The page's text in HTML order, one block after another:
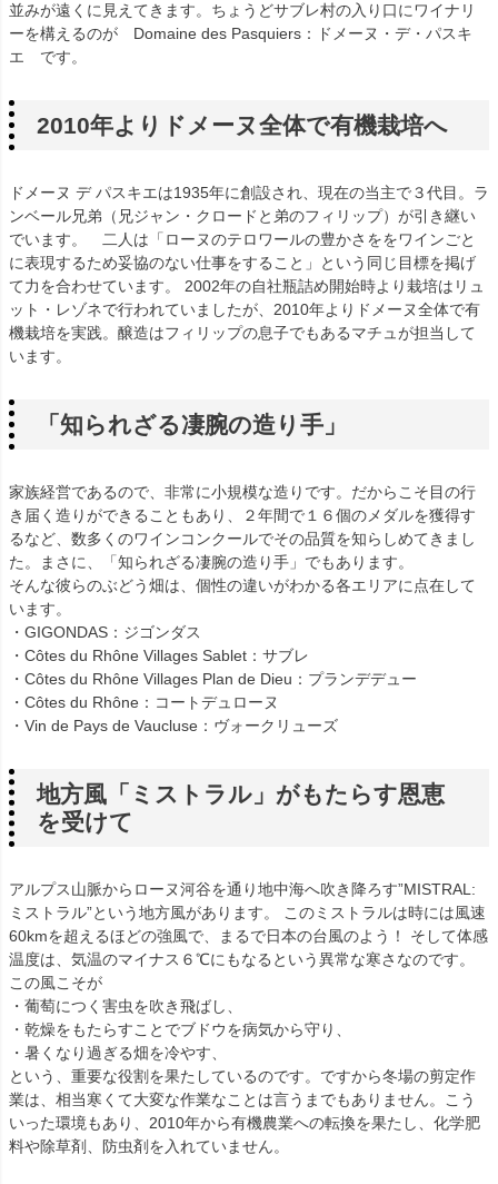
並みが遠くに見えてきます。ちょうどサブレ村の入り口にワイナリ
ーを構えるのが Domaine des Pasquiers：ドメーヌ・デ・パスキ
エ です。
2010年よりドメーヌ全体で有機栽培へ
ドメーヌ デ パスキエは1935年に創設され、現在の当主で３代目。ラ
ンベール兄弟（兄ジャン・クロードと弟のフィリップ）が引き継い
でいます。 二人は「ローヌのテロワールの豊かさををワインごと
に表現するため妥協のない仕事をすること」という同じ目標を掲げ
て力を合わせています。 2002年の自社瓶詰め開始時より栽培はリュ
ット・レゾネで行われていましたが、2010年よりドメーヌ全体で有
機栽培を実践。醸造はフィリップの息子でもあるマチュが担当して
います。
「知られざる凄腕の造り手」
家族経営であるので、非常に小規模な造りです。だからこそ目の行
き届く造りができることもあり、２年間で１６個のメダルを獲得す
るなど、数多くのワインコンクールでその品質を知らしめてきまし
た。まさに、「知られざる凄腕の造り手」でもあります。
そんな彼らのぶどう畑は、個性の違いがわかる各エリアに点在して
います。
・GIGONDAS：ジゴンダス
・Côtes du Rhône Villages Sablet：サブレ
・Côtes du Rhône Villages Plan de Dieu：プランデデュー
・Côtes du Rhône：コートデュローヌ
・Vin de Pays de Vaucluse：ヴォークリューズ
地方風「ミストラル」がもたらす恩恵
を受けて
アルプス山脈からローヌ河谷を通り地中海へ吹き降ろす”MISTRAL:
ミストラル”という地方風があります。 このミストラルは時には風速
60kmを超えるほどの強風で、まるで日本の台風のよう！ そして体感
温度は、気温のマイナス６℃にもなるという異常な寒さなのです。
この風こそが
・葡萄につく害虫を吹き飛ばし、
・乾燥をもたらすことでブドウを病気から守り、
・暑くなり過ぎる畑を冷やす、
という、重要な役割を果たしているのです。ですから冬場の剪定作
業は、相当寒くて大変な作業なことは言うまでもありません。こう
いった環境もあり、2010年から有機農業への転換を果たし、化学肥
料や除草剤、防虫剤を入れていません。